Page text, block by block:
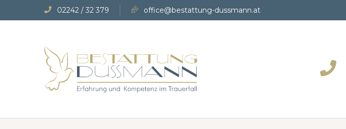
02242 / 32 379 office@bestattung-dussmann.at